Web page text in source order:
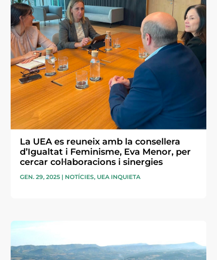
La UEA es reuneix amb la consellera
d’Igualtat i Feminisme, Eva Menor, per
cercar col·laboracions i sinergies
GEN. 29, 2025 | NOTÍCIES, UEA INQUIETA